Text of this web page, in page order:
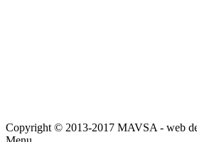
Copyright © 2013-2017 MAVSA - web